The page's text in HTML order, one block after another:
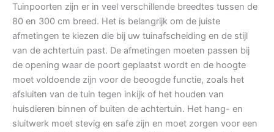
Tuinpoorten zijn er in veel verschillende breedtes tussen de
80 en 300 cm breed. Het is belangrijk om de juiste
afmetingen te kiezen die bij uw tuinafscheiding en de stijl
van de achtertuin past. De afmetingen moeten passen bij
de opening waar de poort geplaatst wordt en de hoogte
moet voldoende zijn voor de beoogde functie, zoals het
afsluiten van de tuin tegen inkijk of het houden van
huisdieren binnen of buiten de achtertuin. Het hang- en
sluitwerk moet stevig en safe zijn en moet zorgen voor een